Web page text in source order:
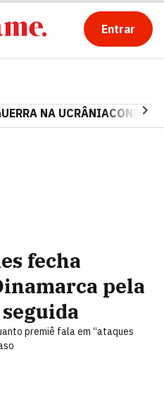
Entrar
NA UCRÂNIA
fecha
pela
premiê fala em “ataques